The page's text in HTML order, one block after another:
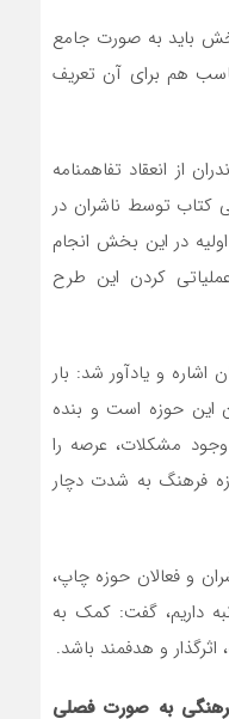
باید به صورت جامع
هم برای آن تعریف
از انعقاد تفاهمنامه
کتاب توسط ناشران در
در این بخش انجام
کردن این طرح
ناشر در استان اشاره و یادآور شد: بار
این حوزه است و بنده
مشکلات، عرصه را
فرهنگ به شدت دچار
و فعالان حوزه چاپ،
داریم، گفت: کمک به
اثرگذار و هدفمند باشد.
به صورت فصلی